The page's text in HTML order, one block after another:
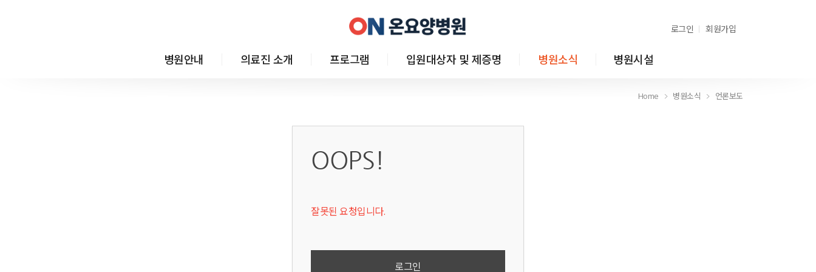
로그인 회원가입
병원안내 의료진 소개 프로그램 입원대상자 및 제증명 병원소식 병원시설
Home
Home 병원소식 언론보도
OOPS!
잘못된 요청입니다.
로그인